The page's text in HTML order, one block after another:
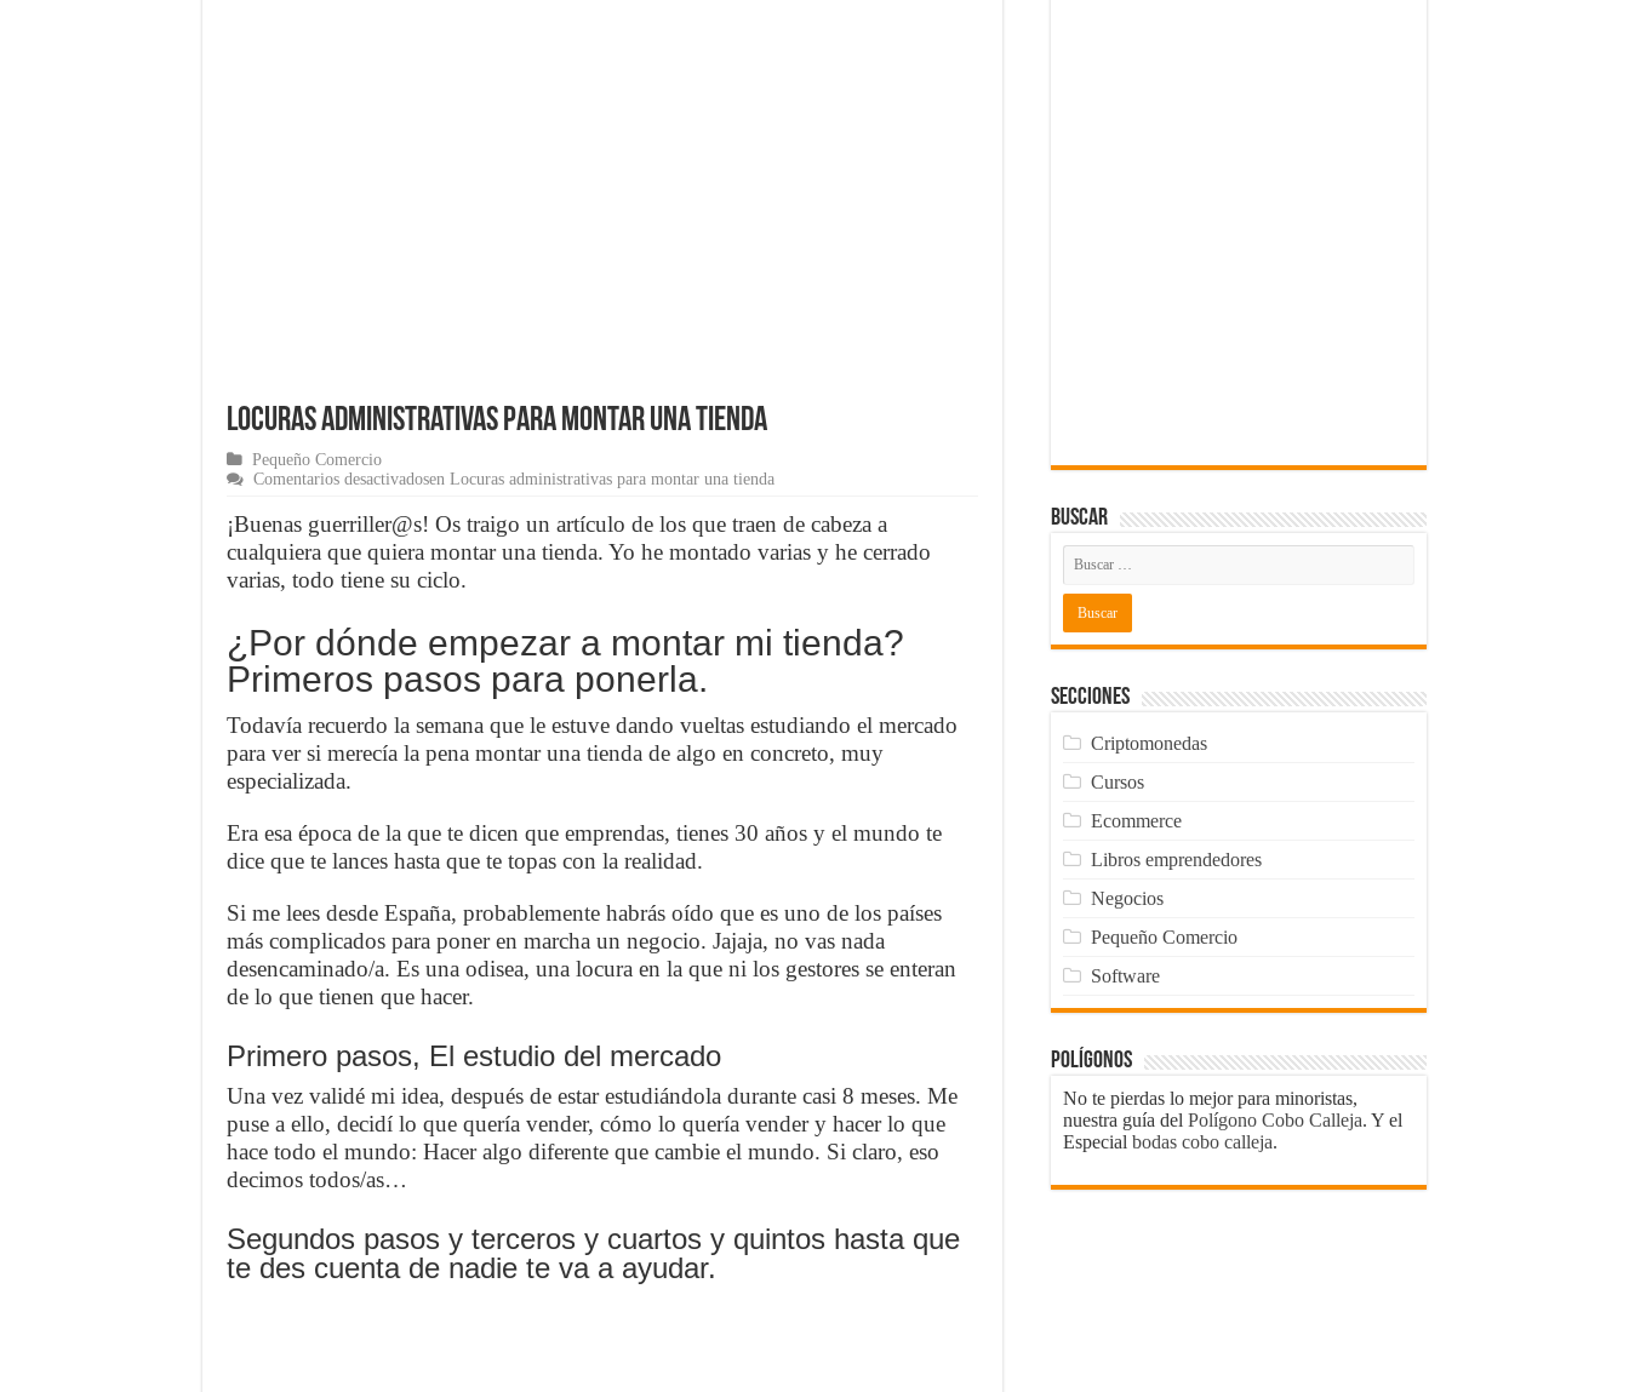
Locuras administrativas para montar una tienda
Pequeño Comercio
Comentarios desactivadosen Locuras administrativas para montar una tienda
¡Buenas guerriller@s! Os traigo un artículo de los que traen de cabeza a
cualquiera que quiera montar una tienda. Yo he montado varias y he cerrado
varias, todo tiene su ciclo.
¿Por dónde empezar a montar mi tienda?
Primeros pasos para ponerla.
Todavía recuerdo la semana que le estuve dando vueltas estudiando el mercado
para ver si merecía la pena montar una tienda de algo en concreto, muy
especializada.
Era esa época de la que te dicen que emprendas, tienes 30 años y el mundo te
dice que te lances hasta que te topas con la realidad.
Si me lees desde España, probablemente habrás oído que es uno de los países
más complicados para poner en marcha un negocio. Jajaja, no vas nada
desencaminado/a. Es una odisea, una locura en la que ni los gestores se enteran
de lo que tienen que hacer.
Primero pasos, El estudio del mercado
Una vez validé mi idea, después de estar estudiándola durante casi 8 meses. Me
puse a ello, decidí lo que quería vender, cómo lo quería vender y hacer lo que
hace todo el mundo: Hacer algo diferente que cambie el mundo. Si claro, eso
decimos todos/as…
Segundos pasos y terceros y cuartos y quintos hasta que
te des cuenta de nadie te va a ayudar.
Buscar
Secciones
Criptomonedas
Cursos
Ecommerce
Libros emprendedores
Negocios
Pequeño Comercio
Software
Polígonos
No te pierdas lo mejor para minoristas,
nuestra guía del Polígono Cobo Calleja. Y el
Especial bodas cobo calleja.